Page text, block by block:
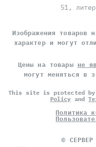
51,
Изображения товаров
характер и могут
Цены на товары не
могут меняться в
This site is protected by
Policy and
Политика
© СЕРВЕР